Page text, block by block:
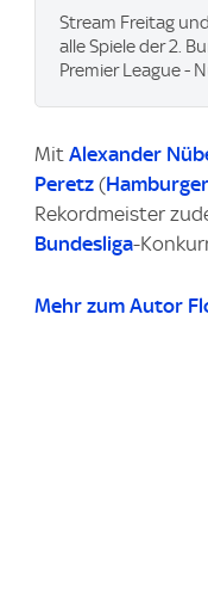
Stream Freitag
alle Spiele der 2.
Premier League -
Mit Alexander
Peretz (
Rekordmeister
Bundesliga-
Mehr zum Autor